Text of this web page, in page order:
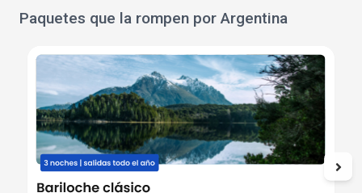
Paquetes que la rompen por Argentina